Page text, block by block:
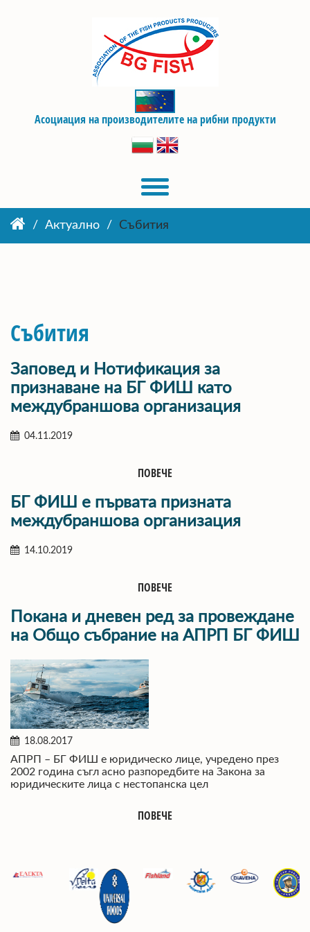
Асоциация на производителите на рибни продукти
Актуално Събития
Събития
Заповед и Нотификация за
признаване на БГ ФИШ като
междубраншова организация
04.11.2019
ПОВЕЧЕ
БГ ФИШ е първата призната
междубраншова организация
14.10.2019
ПОВЕЧЕ
Покана и дневен ред за провеждане
на Общо събрание на АПРП БГ ФИШ
18.08.2017
АПРП – БГ ФИШ е юридическо лице, учредено през
2002 година съгл асно разпоредбите на Закона за
юридическите лица с нестопанска цел
ПОВЕЧЕ